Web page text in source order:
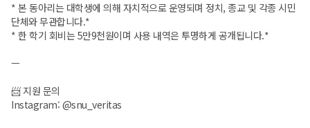
* 본 동아리는 대학생에 의해 자치적으로 운영되며 정치, 종교 및 각종 시민
단체와 무관합니다.*
* 한 학기 회비는 5만9천원이며 사용 내역은 투명하게 공개됩니다.*
ㅡ
📨 지원 문의
Instagram: @snu_veritas